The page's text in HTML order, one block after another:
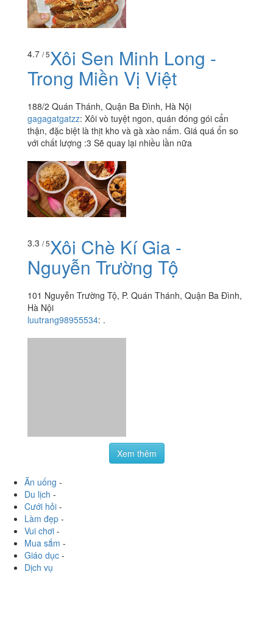
4.7 / 5Xôi Sen Minh Long -
Trong Miền Vị Việt
188/2 Quán Thánh, Quận Ba Đình, Hà Nội
gagagatgatzz: Xôi vò tuyệt ngon, quán đóng gói cẩn
thận, đặc biệt là thịt kho và gà xào nấm. Giá quá ổn so
với chất lượng :3 Sẽ quay lại nhiều lần nữa
3.3 / 5Xôi Chè Kí Gia -
Nguyễn Trường Tộ
101 Nguyễn Trường Tộ, P. Quán Thánh, Quận Ba Đình,
Hà Nội
luutrang98955534: .
Vui chơi-
Dịch vụ